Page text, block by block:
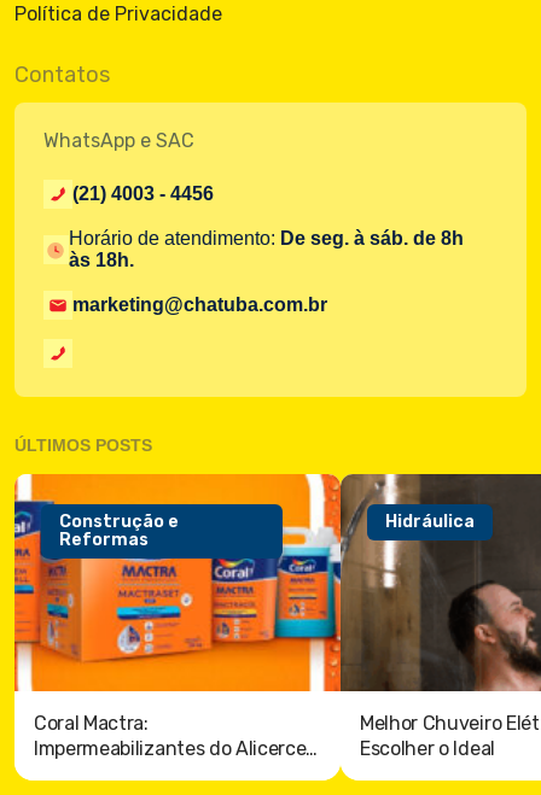
Política de Privacidade
Contatos
WhatsApp e SAC
(21) 4003 - 4456
Horário de atendimento: De seg. à sáb. de 8h
às 18h.
marketing@chatuba.com.br
ÚLTIMOS POSTS
Construção e
Reformas
Coral Mactra:
Impermeabilizantes do Alicerce
Hidráulica
Melhor Chuveiro
Escolher o Ideal